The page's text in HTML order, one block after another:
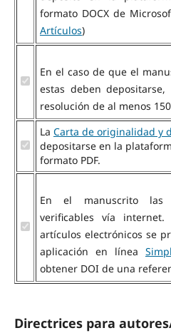
formato DOCX de
Artículos)
En el caso de que el
estas deben
resolución de al menos
La Carta de originalidad y
depositarse en la
formato PDF.
En el manuscrito las
verificables vía
artículos electrónicos se
aplicación en línea
obtener DOI de una
Directrices para